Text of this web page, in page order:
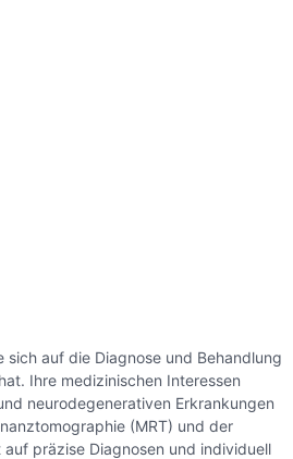
sich auf die Diagnose und Behandlung
Ihre medizinischen Interessen
neurodegenerativen Erkrankungen
(MRT) und der
präzise Diagnosen und individuell